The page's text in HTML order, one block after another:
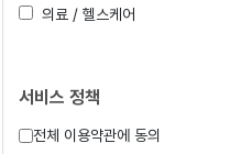
의료 / 헬스케어
서비스 정책
전체 이용약관에 동의